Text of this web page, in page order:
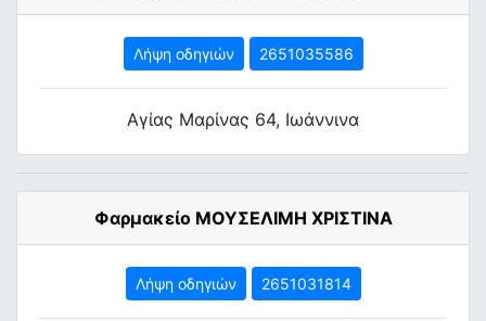
Λήψη οδηγιών 2651035586
Αγίας Μαρίνας 64, Ιωάννινα
Φαρμακείο ΜΟΥΣΕΛΙΜΗ ΧΡΙΣΤΙΝΑ
Λήψη οδηγιών 2651031814